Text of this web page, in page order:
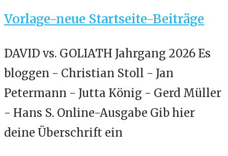
Vorlage-neue Startseite-Beiträge
DAVID vs. GOLIATH Jahrgang 2026 Es
bloggen - Christian Stoll - Jan
Petermann - Jutta König - Gerd Müller
- Hans S. Online-Ausgabe Gib hier
deine Überschrift ein